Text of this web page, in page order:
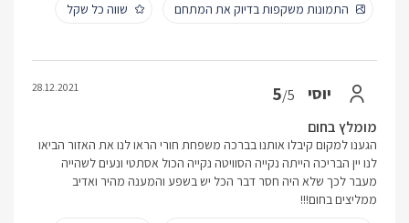
התמונות משקפות בדיוק את המתחם
שווה כל שקל
יוסי 5/5
28.12.2021
מומלץ בחום
הגענו למקום קיבלו אותנו בברכה משפחת חורי הראו לנו את האזור הביאו
לנו יין הבריכה הייתה נקייה הסוויטה נקייה הכול אסתטי ונעים לשהייה
מעבר לכך שלא היה חסר דבר הכל יש בשפע והמענה מהיר ואדיב
ממליצים בחום!!!